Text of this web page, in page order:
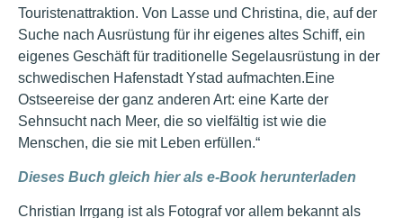
Touristenattraktion. Von Lasse und Christina, die, auf der
Suche nach Ausrüstung für ihr eigenes altes Schiff, ein
eigenes Geschäft für traditionelle Segelausrüstung in der
schwedischen Hafenstadt Ystad aufmachten.Eine
Ostseereise der ganz anderen Art: eine Karte der
Sehnsucht nach Meer, die so vielfältig ist wie die
Menschen, die sie mit Leben erfüllen.“
Dieses Buch gleich hier als e-Book herunterladen
Christian Irrgang ist als Fotograf vor allem bekannt als